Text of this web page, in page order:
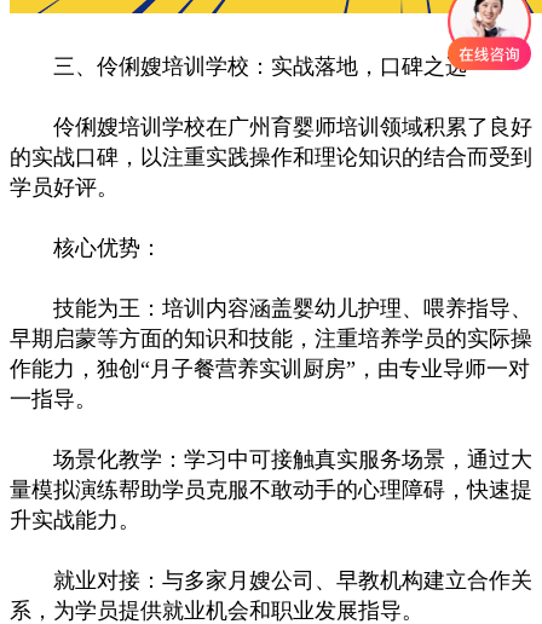
三、伶俐嫂培训学校：实战落地，口碑之选
伶俐嫂培训学校在广州育婴师培训领域积累了良好
的实战口碑，以注重实践操作和理论知识的结合而受到
学员好评。
核心优势：
技能为王：培训内容涵盖婴幼儿护理、喂养指导、
早期启蒙等方面的知识和技能，注重培养学员的实际操
作能力，独创“月子餐营养实训厨房”，由专业导师一对
一指导。
场景化教学：学习中可接触真实服务场景，通过大
量模拟演练帮助学员克服不敢动手的心理障碍，快速提
升实战能力。
就业对接：与多家月嫂公司、早教机构建立合作关
系，为学员提供就业机会和职业发展指导。